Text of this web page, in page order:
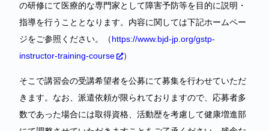
の研修にて医療的な専門家として障害予防等を目的に説明・
指導を行うこととなります。内容に関しては下記ホームペー
ジをご参照ください。（https://www.bjd-jp.org/gstp-
instructor-training-course
）
そこで講習会の受講希望者を公募にて募集を行わせていただ
きます。なお、派遣依頼が限られておりますので、応募者多
数であった場合には取得資格、活動歴を考慮して健康増進部